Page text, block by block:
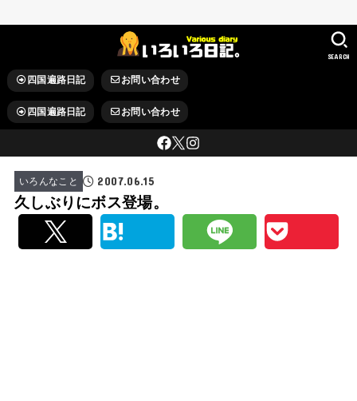
四国遍路日記 お問い合わせ
四国遍路日記 お問い合わせ
SEARCH
いろんなこと 2007.06.15
久しぶりにボス登場。